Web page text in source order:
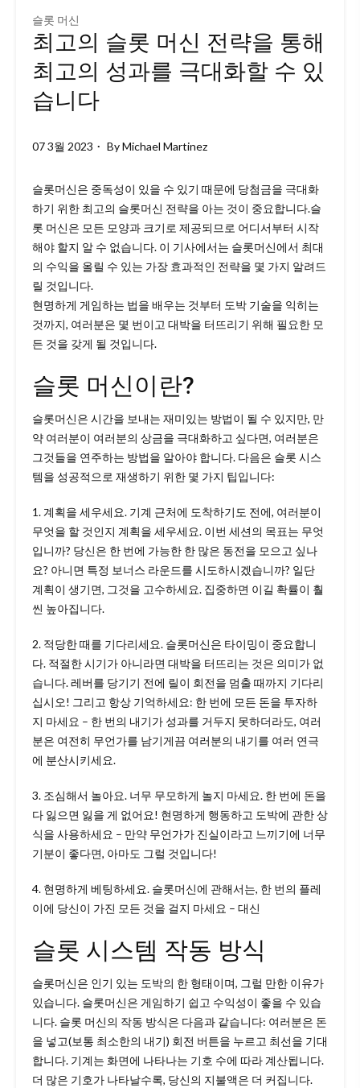
슬롯 머신
최고의 슬롯 머신 전략을 통해
최고의 성과를 극대화할 수 있
습니다
07 3월 2023 ByMichael Martinez
슬롯머신은 중독성이 있을 수 있기 때문에 당첨금을 극대화
하기 위한 최고의 슬롯머신 전략을 아는 것이 중요합니다.슬
롯 머신은 모든 모양과 크기로 제공되므로 어디서부터 시작
해야 할지 알 수 없습니다. 이 기사에서는 슬롯머신에서 최대
의 수익을 올릴 수 있는 가장 효과적인 전략을 몇 가지 알려드
릴 것입니다.
현명하게 게임하는 법을 배우는 것부터 도박 기술을 익히는
것까지, 여러분은 몇 번이고 대박을 터뜨리기 위해 필요한 모
든 것을 갖게 될 것입니다.
슬롯 머신이란?
슬롯머신은 시간을 보내는 재미있는 방법이 될 수 있지만, 만
약 여러분이 여러분의 상금을 극대화하고 싶다면, 여러분은
그것들을 연주하는 방법을 알아야 합니다. 다음은 슬롯 시스
템을 성공적으로 재생하기 위한 몇 가지 팁입니다:
1. 계획을 세우세요. 기계 근처에 도착하기도 전에, 여러분이
무엇을 할 것인지 계획을 세우세요. 이번 세션의 목표는 무엇
입니까? 당신은 한 번에 가능한 한 많은 동전을 모으고 싶나
요? 아니면 특정 보너스 라운드를 시도하시겠습니까? 일단
계획이 생기면, 그것을 고수하세요. 집중하면 이길 확률이 훨
씬 높아집니다.
2. 적당한 때를 기다리세요. 슬롯머신은 타이밍이 중요합니
다. 적절한 시기가 아니라면 대박을 터뜨리는 것은 의미가 없
습니다. 레버를 당기기 전에 릴이 회전을 멈출 때까지 기다리
십시오! 그리고 항상 기억하세요: 한 번에 모든 돈을 투자하
지 마세요 – 한 번의 내기가 성과를 거두지 못하더라도, 여러
분은 여전히 무언가를 남기게끔 여러분의 내기를 여러 연극
에 분산시키세요.
3. 조심해서 놀아요. 너무 무모하게 놀지 마세요. 한 번에 돈을
다 잃으면 잃을 게 없어요! 현명하게 행동하고 도박에 관한 상
식을 사용하세요 – 만약 무언가가 진실이라고 느끼기에 너무
기분이 좋다면, 아마도 그럴 것입니다!
4. 현명하게 베팅하세요. 슬롯머신에 관해서는, 한 번의 플레
이에 당신이 가진 모든 것을 걸지 마세요 – 대신
슬롯 시스템 작동 방식
슬롯머신은 인기 있는 도박의 한 형태이며, 그럴 만한 이유가
있습니다. 슬롯머신은 게임하기 쉽고 수익성이 좋을 수 있습
니다. 슬롯 머신의 작동 방식은 다음과 같습니다: 여러분은 돈
을 넣고(보통 최소한의 내기) 회전 버튼을 누르고 최선을 기대
합니다. 기계는 화면에 나타나는 기호 수에 따라 계산됩니다.
더 많은 기호가 나타날수록, 당신의 지불액은 더 커집니다.